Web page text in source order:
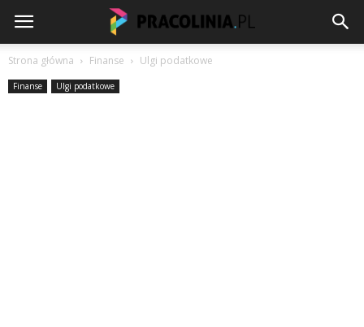
Strona główna Finanse Ulgi podatkowe
Finanse Ulgi podatkowe